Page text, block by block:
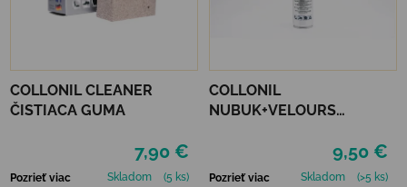
COLLONIL CLEANER
ČISTIACA GUMA
7,90 €
Pozrieť viac Skladom (5 ks)
COLLONIL
NUBUK+VELOURS
9,50 €
Pozrieť viac Skladom (>5 ks)